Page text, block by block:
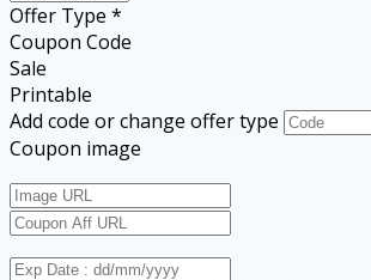
Offer Type *
Coupon Code
Sale
Printable
Add code or change offer type
Coupon image